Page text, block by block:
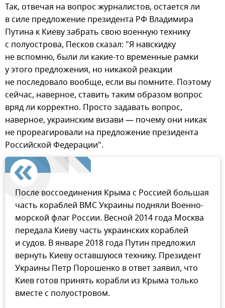
Так, отвечая на вопрос журналистов, остается ли
в силе предложение президента РФ Владимира
Путина к Киеву забрать свою военную технику
с полуострова, Песков сказал: "Я навскидку
не вспомню, были ли какие-то временные рамки
у этого предложения, но никакой реакции
не последовало вообще, если вы помните. Поэтому
сейчас, наверное, ставить таким образом вопрос
вряд ли корректно. Просто задавать вопрос,
наверное, украинским визави — почему они никак
не прореагировали на предложение президента
Российской Федерации".
После воссоединения Крыма с Россией большая
часть кораблей ВМС Украины подняли Военно-
морской флаг России. Весной 2014 года Москва
передала Киеву часть украинских кораблей
и судов. В январе 2018 года Путин предложил
вернуть Киеву оставшуюся технику. Президент
Украины Петр Порошенко в ответ заявил, что
Киев готов принять корабли из Крыма только
вместе с полуостровом.